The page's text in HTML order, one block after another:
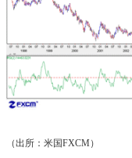
（出所：米国FXCM）